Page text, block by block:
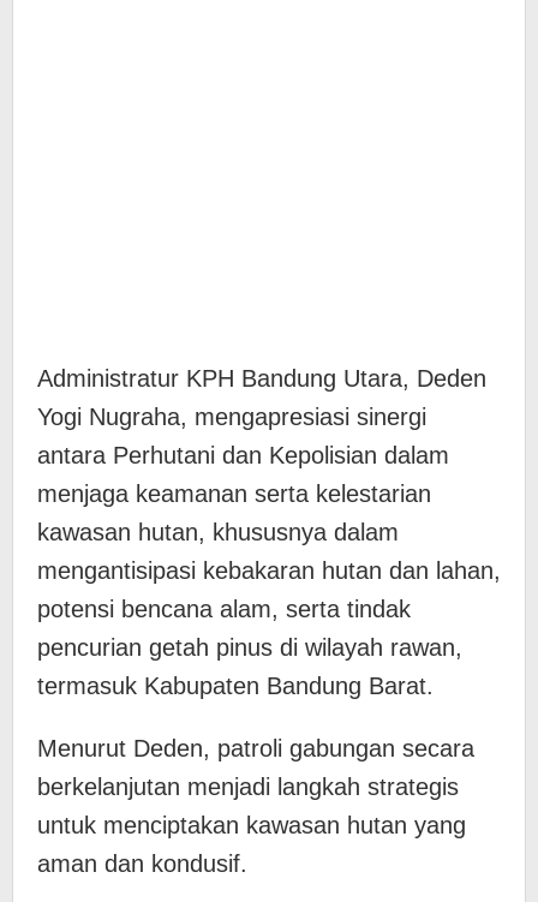
Administratur KPH Bandung Utara, Deden
Yogi Nugraha, mengapresiasi sinergi
antara Perhutani dan Kepolisian dalam
menjaga keamanan serta kelestarian
kawasan hutan, khususnya dalam
mengantisipasi kebakaran hutan dan lahan,
potensi bencana alam, serta tindak
pencurian getah pinus di wilayah rawan,
termasuk Kabupaten Bandung Barat.
Menurut Deden, patroli gabungan secara
berkelanjutan menjadi langkah strategis
untuk menciptakan kawasan hutan yang
aman dan kondusif.